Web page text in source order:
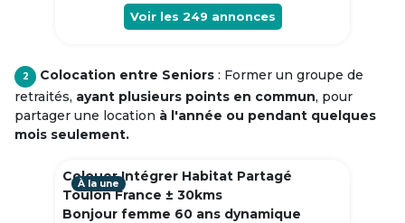
Voir les 249 annonces
2 Colocation entre Seniors : Former un groupe de
retraités, ayant plusieurs points en commun, pour
partager une location à l'année ou pendant quelques
mois seulement.
Colouer Intégrer Habitat Partagé
Toulon France ± 30kms
Bonjour femme 60 ans dynamique
À la une